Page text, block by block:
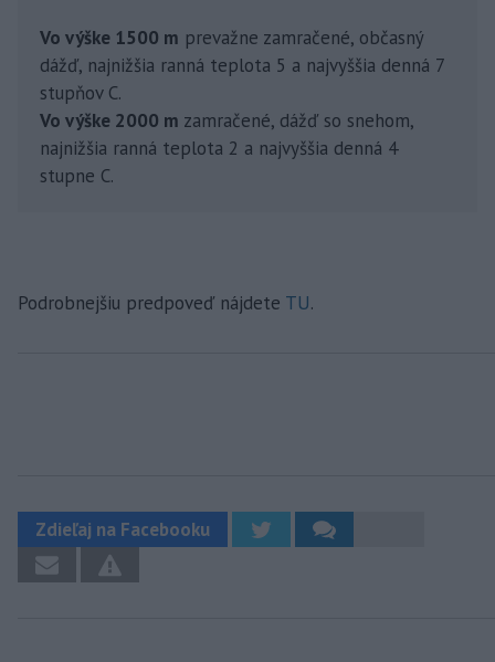
Vo výške 1500 m prevažne zamračené, občasný
dážď, najnižšia ranná teplota 5 a najvyššia denná 7
stupňov C.
Vo výške 2000 m zamračené, dážď so snehom,
najnižšia ranná teplota 2 a najvyššia denná 4
stupne C.
Podrobnejšiu predpoveď nájdete TU.
Zdieľaj na Facebooku